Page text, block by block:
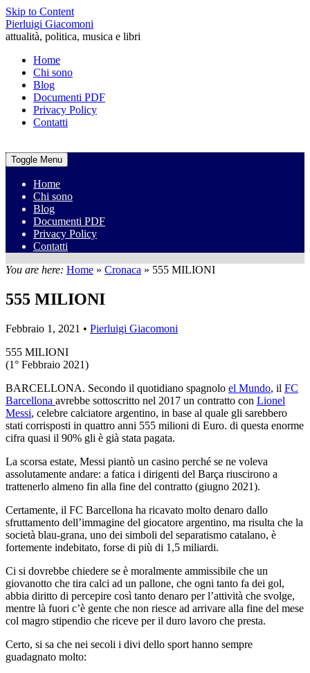
Skip to Content
Pierluigi Giacomoni
attualità, politica, musica e libri
Home
Chi sono
Blog
Documenti PDF
Privacy Policy
Contatti
Toggle Menu
Home
Chi sono
Blog
Documenti PDF
Privacy Policy
Contatti
You are here: Home » Cronaca » 555 MILIONI
555 MILIONI
Febbraio 1, 2021 • Pierluigi Giacomoni
555 MILIONI
(1° Febbraio 2021)
BARCELLONA. Secondo il quotidiano spagnolo el Mundo, il FC
Barcellona avrebbe sottoscritto nel 2017 un contratto con Lionel
Messi, celebre calciatore argentino, in base al quale gli sarebbero
stati corrisposti in quattro anni 555 milioni di Euro. di questa enorme
cifra quasi il 90% gli è già stata pagata.
La scorsa estate, Messi piantò un casino perché se ne voleva
assolutamente andare: a fatica i dirigenti del Barça riuscirono a
trattenerlo almeno fin alla fine del contratto (giugno 2021).
Certamente, il FC Barcellona ha ricavato molto denaro dallo
sfruttamento dell’immagine del giocatore argentino, ma risulta che la
società blau-grana, uno dei simboli del separatismo catalano, è
fortemente indebitato, forse di più di 1,5 miliardi.
Ci si dovrebbe chiedere se è moralmente ammissibile che un
giovanotto che tira calci ad un pallone, che ogni tanto fa dei gol,
abbia diritto di percepire così tanto denaro per l’attività che svolge,
mentre là fuori c’è gente che non riesce ad arrivare alla fine del mese
col magro stipendio che riceve per il duro lavoro che presta.
Certo, si sa che nei secoli i divi dello sport hanno sempre
guadagnato molto: